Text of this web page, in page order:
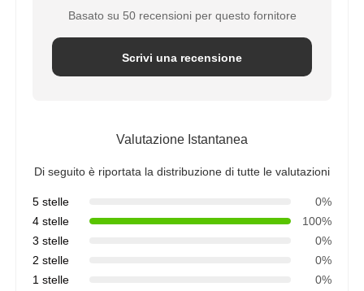
Basato su 50 recensioni per questo fornitore
Scrivi una recensione
Valutazione Istantanea
Di seguito è riportata la distribuzione di tutte le valutazioni
5 stelle
0%
4 stelle
100%
3 stelle
0%
2 stelle
0%
1 stelle
0%